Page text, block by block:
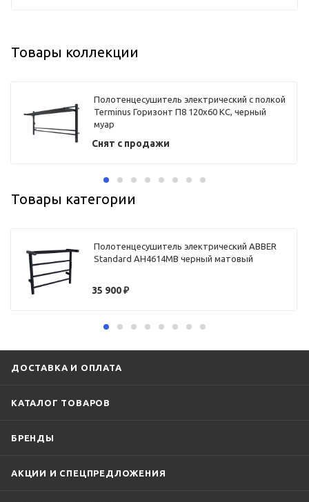
Товары коллекции
Полотенцесушитель электрический с полкой
Terminus Горизонт П8 120х60 КС, черный
муар
Снят с продажи
Товары категории
Полотенцесушитель электрический ABBER
Standard AH4614MB черный матовый
35 900₽
ДОСТАВКА И ОПЛАТА
КАТАЛОГ ТОВАРОВ
БРЕНДЫ
АКЦИИ И СПЕЦПРЕДЛОЖЕНИЯ